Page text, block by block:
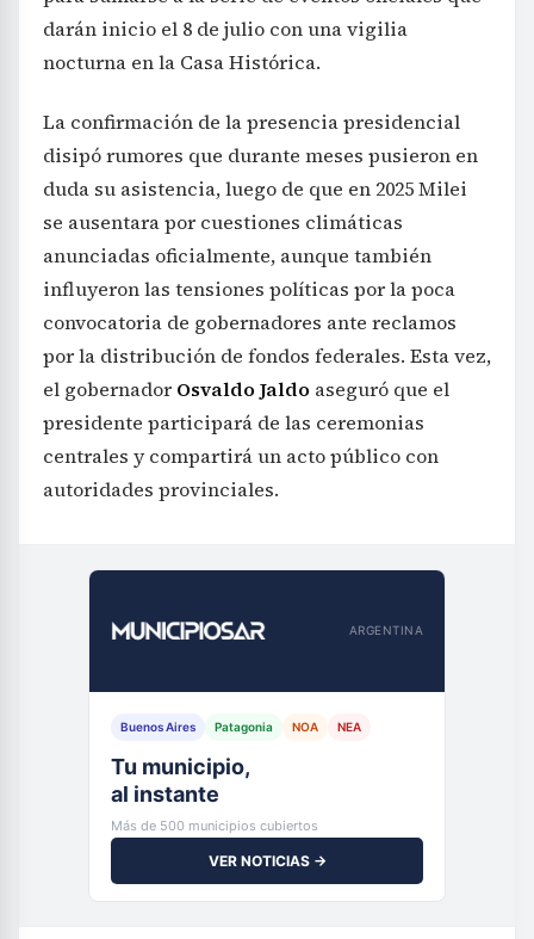
darán inicio el 8 de julio con una vigilia
nocturna en la Casa Histórica.
La confirmación de la presencia presidencial
disipó rumores que durante meses pusieron en
duda su asistencia, luego de que en 2025 Milei
se ausentara por cuestiones climáticas
anunciadas oficialmente, aunque también
influyeron las tensiones políticas por la poca
convocatoria de gobernadores ante reclamos
por la distribución de fondos federales. Esta vez,
el gobernador Osvaldo Jaldo aseguró que el
presidente participará de las ceremonias
centrales y compartirá un acto público con
autoridades provinciales.
ARGENTINA
Buenos Aires Patagonia NOA NEA
Tu municipio,
al instante
Más de 500 municipios cubiertos
VER NOTICIAS →